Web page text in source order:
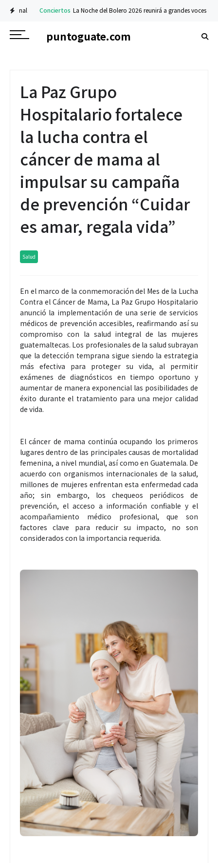
Conciertos La Noche del Bolero 2026 reunirá a grandes voces de
puntoguate.com
La Paz Grupo
Hospitalario fortalece
la lucha contra el
cáncer de mama al
impulsar su campaña
de prevención “Cuidar
es amar, regala vida”
Salud
En el marco de la conmemoración del Mes de la Lucha
Contra el Cáncer de Mama, La Paz Grupo Hospitalario
anunció la implementación de una serie de servicios
médicos de prevención accesibles, reafirmando así su
compromiso con la salud integral de las mujeres
guatemaltecas. Los profesionales de la salud subrayan
que la detección temprana sigue siendo la estrategia
más efectiva para proteger su vida, al permitir
exámenes de diagnósticos en tiempo oportuno y
aumentar de manera exponencial las posibilidades de
éxito durante el tratamiento para una mejor calidad
de vida.
El cáncer de mama continúa ocupando los primeros
lugares dentro de las principales causas de mortalidad
femenina, a nivel mundial, así como en Guatemala. De
acuerdo con organismos internacionales de la salud,
millones de mujeres enfrentan esta enfermedad cada
año; sin embargo, los chequeos periódicos de
prevención, el acceso a información confiable y el
acompañamiento médico profesional, que son
factores clave para reducir su impacto, no son
considerados con la importancia requerida.